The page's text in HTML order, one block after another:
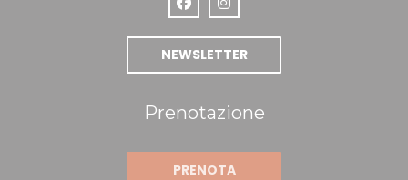
Facebook ((apre una nuova
Instagram ((apre una
NEWSLETTER
Prenotazione
PRENOTA